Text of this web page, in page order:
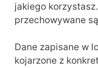
jakiego
przechowywane
Dane zapisane w
kojarzone z